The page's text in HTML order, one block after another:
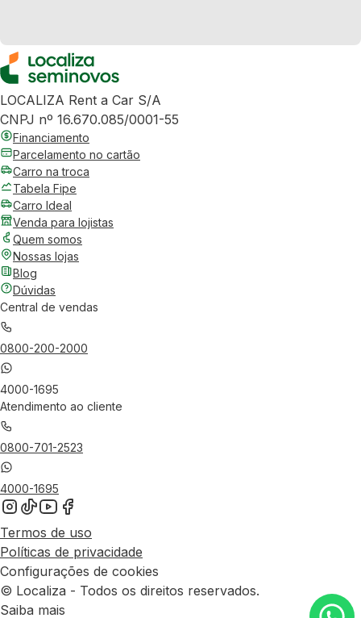
LOCALIZA Rent a Car S/A
CNPJ nº 16.670.085/0001-55
Financiamento
Parcelamento no cartão
Carro na troca
Tabela Fipe
Carro Ideal
Venda para lojistas
Quem somos
Nossas lojas
Blog
Dúvidas
Central de vendas
0800-200-2000
4000-1695
Atendimento ao cliente
0800-701-2523
4000-1695
Termos de uso
Políticas de privacidade
Configurações de cookies
© Localiza - Todos os direitos reservados.
Saiba mais